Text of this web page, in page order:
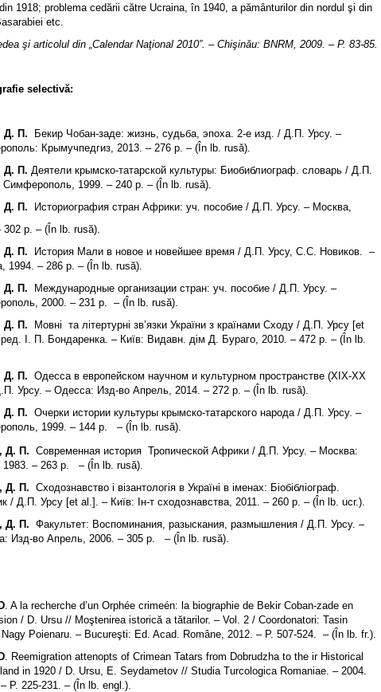
1918; problema cedării către Ucraina, în 1940, a pământurilor din nordul şi din
etc.
şi articolul din „Calendar Naţional 2010”. – Chişinău: BNRM, 2009. – P. 83-85.
selectivă:
Д. П. Бекир Чобан-заде: жизнь, судьба, эпоха. 2-е изд. / Д.П. Урсу. –
Крымучпедгиз, 2013. – 276 р. – (În lb. rusă).
Д. П. Деятели крымско-татарской культуры: Биобиблиограф. словарь / Д.П.
Симферополь, 1999. – 240 p. – (În lb. rusă).
Д. П. Историография стран Африки: уч. пособие / Д.П. Урсу. – Москва,
302 p. – (În lb. rusă).
Д. П. История Мали в новое и новейшее время / Д.П. Урсу, С.С. Новиков. –
1994. – 286 p. – (În lb. rusă).
Д. П. Международные организации стран: уч. пособие / Д.П. Урсу. –
2000. – 231 p.
– (În lb. rusă).
Д. П. Мовнi та лiтертурнi зв’язки України з країнами Сходу / Д.П. Урсу [et
I. П. Бондаренка. – Київ: Видавн. дiм Д. Бураго, 2010. – 472 р. – (În lb.
Д. П. Одесса в европейском научном и культурном пространстве (XIX-XX
Урсу. – Одесса: Изд-во Апрель, 2014. – 272 р. – (În lb. rusă).
Д. П. Очерки истории культуры крымско-татарского народа / Д.П. Урсу. –
1999. – 144 p.
– (În lb. rusă).
, Д. П. Современная история Тропической Африки / Д.П. Урсу. – Москва:
1983. – 263 p.
– (În lb. rusă).
, Д. П. Сходознавство i вiзантологiя в Українi в iменах: Бiобiблiограф.
/ Д.П. Урсу [et al.]. – Київ: Iн-т сходознавства, 2011. – 260 р. – (În lb. ucr.).
, Д. П. Факультет: Воспоминания, разыскания, размышления / Д.П. Урсу. –
Изд-во Апрель, 2006. – 305 р. – (În lb. rusă).
. A la recherche d’un Orphée crimeén: la biographie de Bekir Coban-zade en
/ D. Ursu // Moştenirea istorică a tătarilor. – Vol. 2 / Coordonatori: Tasin
Poienaru. – Bucureşti: Ed. Acad. Române, 2012. – P. 507-524. – (În lb. fr.).
. Reemigration attenopts of Crimean Tatars from Dobrudzha to the ir Historical
in 1920 / D. Ursu, E. Seydametov // Studia Turcologica Romaniae. – 2004.
P. 225-231. – (În lb. engl.).